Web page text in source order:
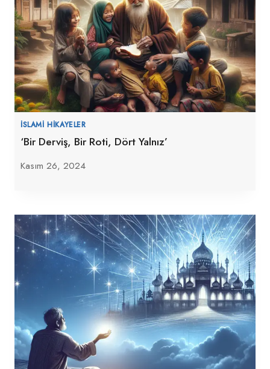
İSLAMI HIKAYELER
‘Bir Derviş, Bir Roti, Dört Yalnız’
Kasım 26, 2024